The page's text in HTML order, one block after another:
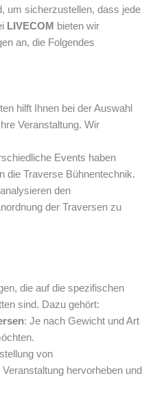
um sicherzustellen, dass jede
LIVECOM bieten wir
an, die Folgendes
hilft Ihnen bei der Auswahl
Veranstaltung. Wir
Events haben
die Traverse Bühnentechnik.
den
der Traversen zu
die auf die spezifischen
sind. Dazu gehört:
: Je nach Gewicht und Art
von
hervorheben und